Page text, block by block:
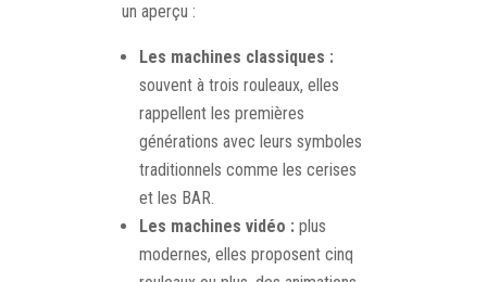
un aperçu :
Les machines classiques :
souvent à trois rouleaux, elles
rappellent les premières
générations avec leurs symboles
traditionnels comme les cerises
et les BAR.
Les machines vidéo : plus
modernes, elles proposent cinq